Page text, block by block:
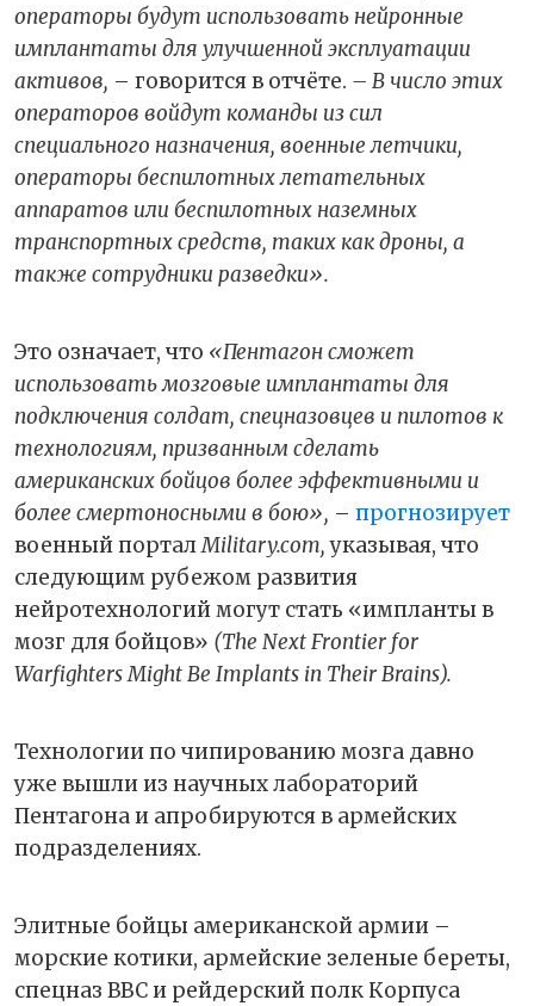
операторы будут использовать нейронные
имплантаты для улучшенной эксплуатации
активов, – говорится в отчёте. – В число этих
операторов войдут команды из сил
специального назначения, военные летчики,
операторы беспилотных летательных
аппаратов или беспилотных наземных
транспортных средств, таких как дроны, а
также сотрудники разведки».
Это означает, что «Пентагон сможет
использовать мозговые имплантаты для
подключения солдат, спецназовцев и пилотов к
технологиям, призванным сделать
американских бойцов более эффективными и
более смертоносными в бою», – прогнозирует
военный порталMilitary.com,указывая, что
следующим рубежом развития
нейротехнологий могут стать «импланты в
мозг для бойцов» (The Next Frontier for
Warfighters Might Be Implants in Their Brains).
Технологии по чипированию мозга давно
уже вышли из научных лабораторий
Пентагона и апробируются в армейских
подразделениях.
Элитные бойцы американской армии –
морские котики, армейские зеленые береты,
спецназ ВВС и рейдерский полк Корпуса